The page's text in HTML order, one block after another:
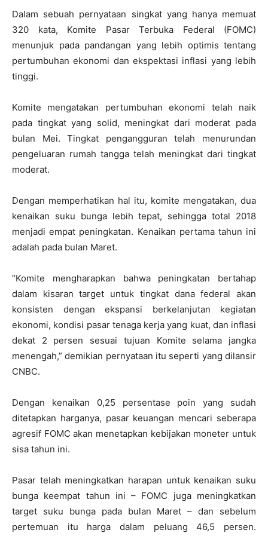
Dalam sebuah pernyataan singkat yang hanya memuat
320 kata, Komite Pasar Terbuka Federal (FOMC)
menunjuk pada pandangan yang lebih optimis tentang
pertumbuhan ekonomi dan ekspektasi inflasi yang lebih
tinggi.
Komite mengatakan pertumbuhan ekonomi telah naik
pada tingkat yang solid, meningkat dari moderat pada
bulan Mei. Tingkat pengangguran telah menurundan
pengeluaran rumah tangga telah meningkat dari tingkat
moderat.
Dengan memperhatikan hal itu, komite mengatakan, dua
kenaikan suku bunga lebih tepat, sehingga total 2018
menjadi empat peningkatan. Kenaikan pertama tahun ini
adalah pada bulan Maret.
“Komite mengharapkan bahwa peningkatan bertahap
dalam kisaran target untuk tingkat dana federal akan
konsisten dengan ekspansi berkelanjutan kegiatan
ekonomi, kondisi pasar tenaga kerja yang kuat, dan inflasi
dekat 2 persen sesuai tujuan Komite selama jangka
menengah,” demikian pernyataan itu seperti yang dilansir
CNBC.
Dengan kenaikan 0,25 persentase poin yang sudah
ditetapkan harganya, pasar keuangan mencari seberapa
agresif FOMC akan menetapkan kebijakan moneter untuk
sisa tahun ini.
Pasar telah meningkatkan harapan untuk kenaikan suku
bunga keempat tahun ini – FOMC juga meningkatkan
target suku bunga pada bulan Maret – dan sebelum
pertemuan itu harga dalam peluang 46,5 persen.